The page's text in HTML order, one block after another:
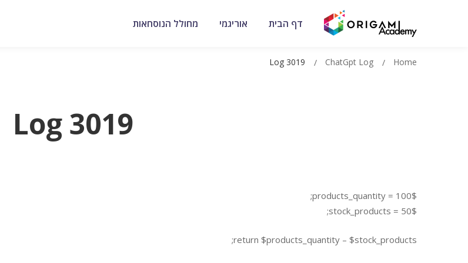
דף הבית אוריגמי מחולל הנוסחאות
Log 3019
Home
ChatGpt Log
Log 3019
$products_quantity = 100;
$stock_products = 50;
return $products_quantity – $stock_products;